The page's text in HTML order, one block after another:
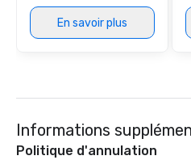
En savoir plus
Informations
Politique d'annulation